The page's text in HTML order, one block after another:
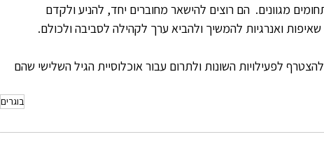
מגוונים.  הם רוצים להישאר מחוברים יחד, להניע ולקדם
שאיפות ואנרגיות להמשיך ולהביא ערך לקהילה לסביבה ולכולם.
לפעילויות השונות ולתרום עבור אוכלוסיית הגיל השלישי שהם
בוגרים